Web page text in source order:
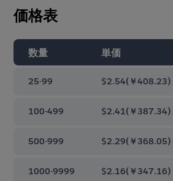
価格表
数量 単価
25-99 $2.54(￥408.23)
100-499 $2.41(￥387.34)
500-999 $2.29(￥368.05)
1000-9999 $2.16(￥347.16)